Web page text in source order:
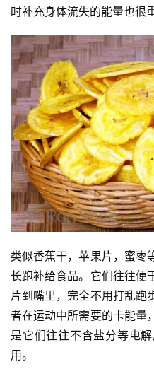
比
赛
观
察
时补充身体流失的能量也很
类似香蕉干，苹果片，蜜枣
长跑补给食品。它们往往便
片到嘴里，完全不用打乱跑
者在运动中所需要的卡能量
是它们往往不含盐分等电
用。